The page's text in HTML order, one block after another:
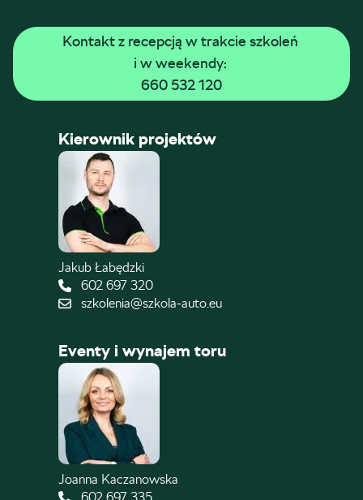
Kontakt z recepcją w trakcie szkoleń
i w weekendy:
660 532 120
Kierownik projektów
Jakub Łabędzki
602 697 320
szkolenia@szkola-auto.eu
Eventy i wynajem toru
Joanna Kaczanowska